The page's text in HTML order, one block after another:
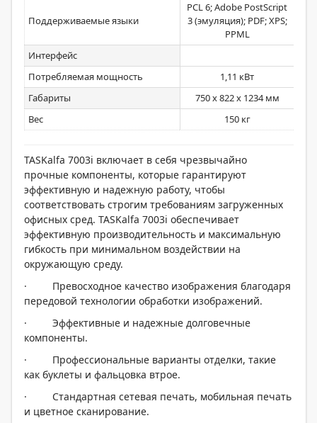
Поддерживаемые языки
PCL 6; Adobe PostScript
3 (эмуляция); PDF; XPS;
PPML
Интерфейс
Потребляемая мощность
1,11 кВт
Габариты
750 x 822 x 1234 мм
Вес
150 кг
TASKalfa 7003i включает в себя чрезвычайно
прочные компоненты, которые гарантируют
эффективную и надежную работу, чтобы
соответствовать строгим требованиям загруженных
офисных сред. TASKalfa 7003i обеспечивает
эффективную производительность и максимальную
гибкость при минимальном воздействии на
окружающую среду.
· Превосходное качество изображения благодаря
передовой технологии обработки изображений.
· Эффективные и надежные долговечные
компоненты.
· Профессиональные варианты отделки, такие
как буклеты и фальцовка втрое.
· Стандартная сетевая печать, мобильная печать
и цветное сканирование.